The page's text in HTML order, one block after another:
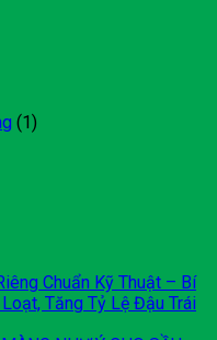
(1)
Chuẩn Kỹ Thuật – Bí
Tăng Tỷ Lệ Đậu Trái